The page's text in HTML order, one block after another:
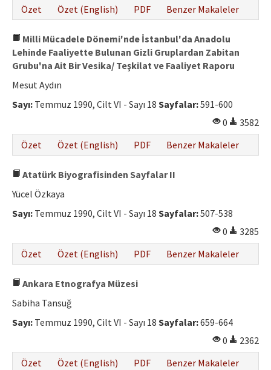
Özet
Özet (English) PDF Benzer Makaleler
Milli Mücadele Dönemi'nde İstanbul'da Anadolu
Lehinde Faaliyette Bulunan Gizli Gruplardan Zabitan
Grubu'na Ait Bir Vesika/ Teşkilat ve Faaliyet Raporu
Mesut Aydın
Sayı: Temmuz 1990, Cilt VI - Sayı 18 Sayfalar:591-600
0
3582
Özet
Özet (English) PDF Benzer Makaleler
Atatürk Biyografisinden Sayfalar II
Yücel Özkaya
Sayı: Temmuz 1990, Cilt VI - Sayı 18 Sayfalar:507-538
0
3285
Özet
Özet (English) PDF Benzer Makaleler
Ankara Etnografya Müzesi
Sabiha Tansuğ
Sayı: Temmuz 1990, Cilt VI - Sayı 18 Sayfalar:659-664
0
2362
Özet
Özet (English) PDF Benzer Makaleler